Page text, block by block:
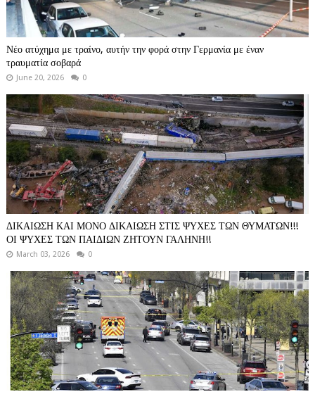
Νέο ατύχημα με τραίνο, αυτήν την φορά στην Γερμανία με έναν
τραυματία σοβαρά
June 20, 2026 0
ΔΙΚΑΙΩΣΗ ΚΑΙ ΜΟΝΟ ΔΙΚΑΙΩΣΗ ΣΤΙΣ ΨΥΧΕΣ ΤΩΝ ΘΥΜΑΤΩΝ!!!
ΟΙ ΨΥΧΕΣ ΤΩΝ ΠΑΙΔΙΩΝ ΖΗΤΟΥΝ ΓΑΛΗΝΗ!!
March 03, 2026 0